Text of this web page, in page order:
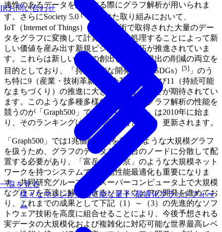
一覧を見る
様々なマシンが利用可能な量子×最適化プラットフォー
ム
IRお問い合わせ
連性のあるデータを解析する際にグラフ解析が用いられま
す。さらにSociety 5.0 [4]
に向けた取り組みにおいて、
IoT（Internet of Things）などの技術で取得された大量のデー
タをグラフに変換して計算機で高速処理することによって新
しい価値を産み出す新規ビジネスの開拓が推進されていま
す。これらは新しい産業の創出と廃棄物排出の削減の両立を
目的としており、「持続可能な開発目標（SDGs）
[5] 」のう
ち特に9（産業・技術革新・社会基盤）および11（持続可能
なまちづくり）の推進に大きく寄与することが期待されてい
ます。このような多種多様な応用を持つグラフ解析の性能を
競うのが「Graph500」です。「Graph500」は2010年に始ま
り、そのランキングは年に2回（6月と11月）更新されます。
「Graph500」では1兆個の頂点を超えるような大規模グラフ
を扱うため、グラフのデータを複数台のノードに分散して配
置する必要があり、「富岳」や「京」のような大規模ネット
ワークを持つシステムでは通信性能最適化も重要になりま
す。共同研究グループは、スーパーコンピュータ上で大規模
なグラフを高速に解析できるソフトウェアの開発を進めてお
り、これまでの成果として下記（1）～（3）の先進的なソフ
トウェア技術を高度に組合せることにより、今後予想される
実データの大規模化および複雑化に対応可能な世界最高レベ